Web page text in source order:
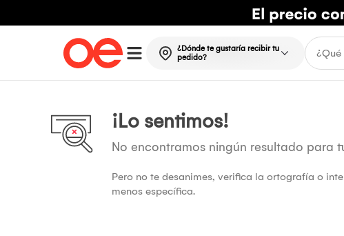
¿Dónde te gustaría recibir tu
pedido?
¡Lo sentimos!
No encontramos ningún resultado para
Pero no te desanimes, verifica la ortografía o
menos específica.